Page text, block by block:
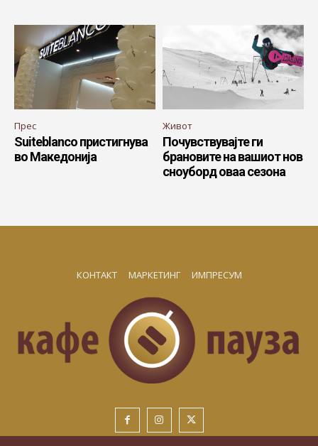
Прес
Suiteblanco пристигнува
во Македонија
Живот
Почувствувајте ги
брановите на вашиот нов
сноуборд оваа сезона
КОНТАКТ МАРКЕТИНГ ИМПРЕСУМ